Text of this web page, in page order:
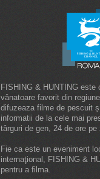
FISHING & HUNTING este
vânatoare favorit din
difuzeaza filme de pescuit
informatii de la cele mai
târguri de gen, 24 de ore pe
Fie ca este un eveniment
internaţional, FISHING &
pentru a filma.